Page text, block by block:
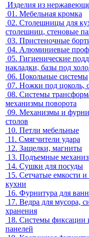
Изделия из
01. Мебельная кромка
02. Столешницы для
столешниц, стеновые
03. Пристеночные
04. Алюминиевые
05. Гигиенические
накладки, базы под
06. Цокольные системы
07. Ножки под цоколь,
08. Системы
механизмы поворота
09. Механизмы и
столов
10. Петли мебельные
11. Смягчители удара
12. Защелки, магниты
13. Подъемные
14. Сушки для посуды
15. Сетчатые емкости
кухни
16. Фурнитура для
17. Ведра для мусора,
хранения
18. Системы фиксации
панелей